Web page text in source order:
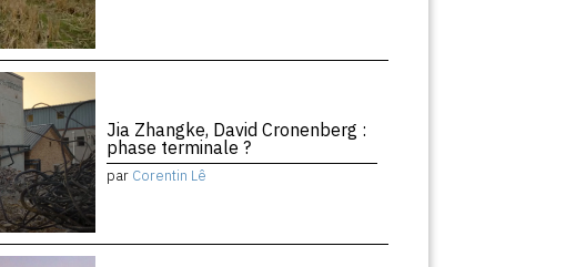
Jia Zhangke, David Cronenberg :
phase terminale ?
par Corentin Lê